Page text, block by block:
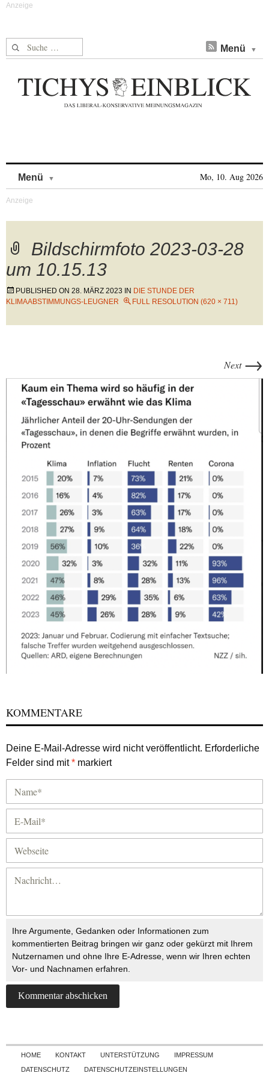
Suche nach: Menü
Menü Mo, 10. Aug 2026
Bildschirmfoto 2023-03-28
um 10.15.13
PUBLISHED ON 28. MÄRZ 2023 IN DIE STUNDE DER
KLIMAABSTIMMUNGS-LEUGNER
FULL RESOLUTION (620 × 711)
Next →
KOMMENTARE
Deine E-Mail-Adresse wird nicht veröffentlicht. Erforderliche
Felder sind mit* markiert
Ihre Argumente, Gedanken oder Informationen zum
kommentierten Beitrag bringen wir ganz oder gekürzt mit Ihrem
Nutzernamen und ohne Ihre E-Adresse, wenn wir Ihren echten
Vor- und Nachnamen erfahren.
Skip to content
HOME KONTAKT UNTERSTÜTZUNG
IMPRESSUM
DATENSCHUTZ
DATENSCHUTZEINSTELLUNGEN